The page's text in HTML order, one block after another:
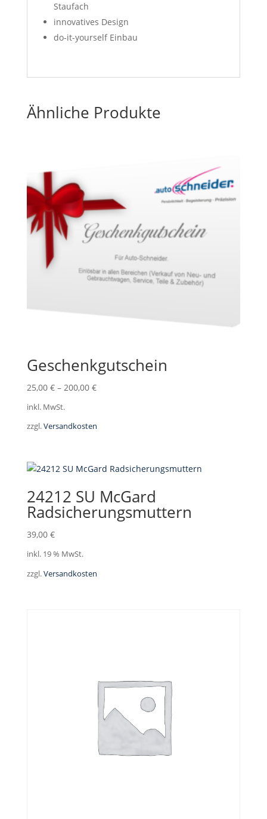
Staufach
innovatives Design
do-it-yourself Einbau
Ähnliche Produkte
Geschenkgutschein
25,00 €– 200,00 €
inkl. MwSt.
zzgl.Versandkosten
24212 SU McGard
Radsicherungsmuttern
39,00 €
inkl. 19 % MwSt.
zzgl.Versandkosten